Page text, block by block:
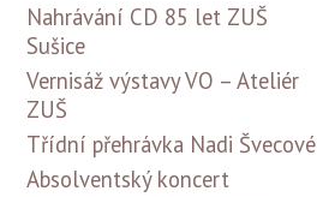
Nahrávání CD 85 let ZUŠ
Sušice
Vernisáž výstavy VO – Ateliér
ZUŠ
Třídní přehrávka Nadi Švecové
Absolventský koncert